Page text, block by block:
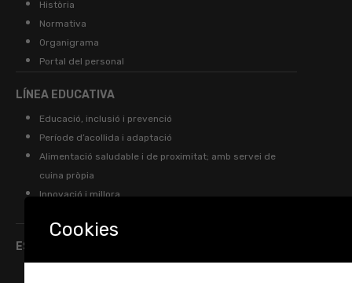
Història
Normativa
Organigrama
Portal del personal
LÍNEA EDUCATIVA
Educació, inclusió i prevenció
Període d’acollida i adaptació
Alimentació saludable i de proximitat; amb servei de
cuina pròpia
Innovació i millora
ESCOLES D’INFANTS
Cookies